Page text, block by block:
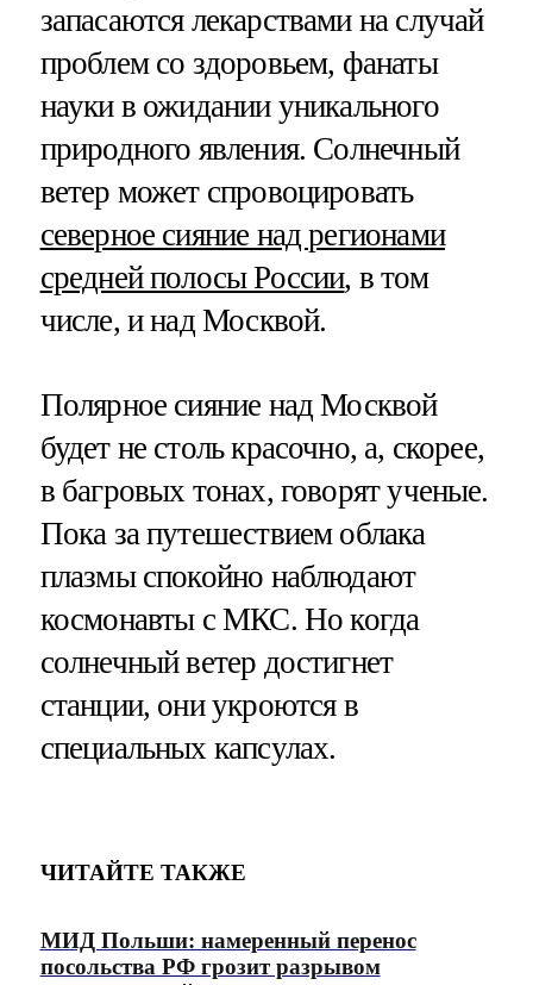
запасаются лекарствами на случай
проблем со здоровьем, фанаты
науки в ожидании уникального
природного явления. Солнечный
ветер может спровоцировать
северное сияние над регионами
средней полосы России, в том
числе, и над Москвой.
Полярное сияние над Москвой
будет не столь красочно, а, скорее,
в багровых тонах, говорят ученые.
Пока за путешествием облака
плазмы спокойно наблюдают
космонавты с МКС. Но когда
солнечный ветер достигнет
станции, они укроются в
специальных капсулах.
ЧИТАЙТЕ ТАКЖЕ
МИД Польши: намеренный перенос
посольства РФ грозит разрывом